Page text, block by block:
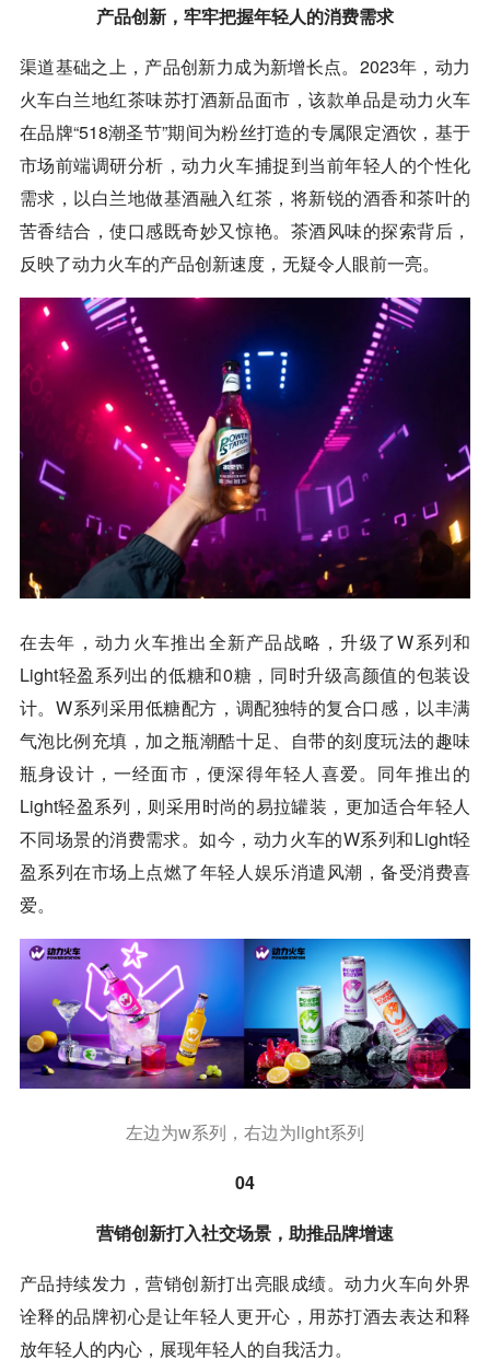
产品创新，牢牢把握年轻人的消费需求
渠道基础之上，产品创新力成为新增长点。2023年，动力
火车白兰地红茶味苏打酒新品面市，该款单品是动力火车
在品牌“518潮圣节”期间为粉丝打造的专属限定酒饮，基于
市场前端调研分析，动力火车捕捉到当前年轻人的个性化
需求，以白兰地做基酒融入红茶，将新锐的酒香和茶叶的
苦香结合，使口感既奇妙又惊艳。茶酒风味的探索背后，
反映了动力火车的产品创新速度，无疑令人眼前一亮。
在去年，动力火车推出全新产品战略，升级了W系列和
Light轻盈系列出的低糖和0糖，同时升级高颜值的包装设
计。W系列采用低糖配方，调配独特的复合口感，以丰满
气泡比例充填，加之瓶潮酷十足、自带的刻度玩法的趣味
瓶身设计，一经面市，便深得年轻人喜爱。同年推出的
Light轻盈系列，则采用时尚的易拉罐装，更加适合年轻人
不同场景的消费需求。如今，动力火车的W系列和Light轻
盈系列在市场上点燃了年轻人娱乐消遣风潮，备受消费喜
爱。
左边为w系列，右边为light系列
04
营销创新打入社交场景，助推品牌增速
产品持续发力，营销创新打出亮眼成绩。动力火车向外界
诠释的品牌初心是让年轻人更开心，用苏打酒去表达和释
放年轻人的内心，展现年轻人的自我活力。